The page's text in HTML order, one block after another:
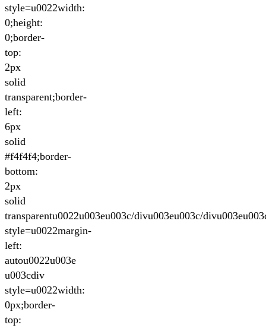
style=u0022width:
0;height:
0;border-
top:
2px
solid
transparent;border-
left:
6px
solid
#f4f4f4;border-
bottom:
2px
solid
transparentu0022u003eu003c/divu003eu003c/
style=u0022margin-
left:
autou0022u003e
u003cdiv
style=u0022width:
0px;border-
top: